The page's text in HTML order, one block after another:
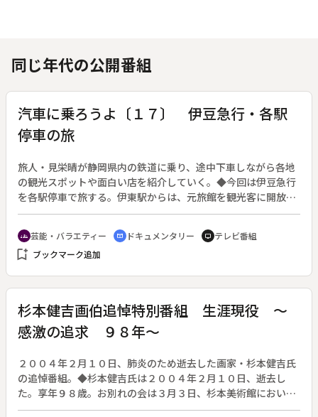
同じ年代の公開番組
汽車に乗ろうよ〔１７〕 伊豆急行・各駅
停車の旅
旅人・見栄晴が静岡県内の鉄道に乗り、途中下車しながら各地
の観光スポットや面白い店を紹介していく。◆今回は伊豆急行
を各駅停車で旅する。伊東駅からは、元旅館を観光客に開放し
た「東海館」、旅館売店のお菓子を製造販売する「滝沢製
菓」。南伊東駅からは自家用のケーブルカーで露天風呂へ向か
う「陽気館」。城ヶ崎海岸駅や伊豆高原駅では、温泉地ならで
はの楽しみ・ホームの無料足湯につかり、伊豆熱川では仮面が
に店内は博物館「ポート黒田」を、最後の伊豆急下田駅ではヤ
ニの多い松の木を使う脂松細工を紹介する。
groups 芸能・バラエティー cinematic_blur ドキュメンタリー tv テレビ番組
bookmark_add ブックマーク追加
杉本健吉画伯追悼特別番組 生涯現役 ～
感激の追求 ９８年～
２００４年２月１０日、肺炎のため逝去した画家・杉本健吉氏
の追悼番組。◆杉本健吉氏は２００４年２月１０日、逝去し
た。享年９８歳。お別れの会は３月３日、杉本美術館において
開催され、およそ２千人のファン、友人が参列した。番組で